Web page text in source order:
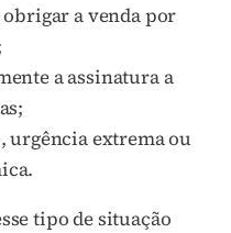
a venda por
a assinatura a
urgência extrema ou
tipo de situação